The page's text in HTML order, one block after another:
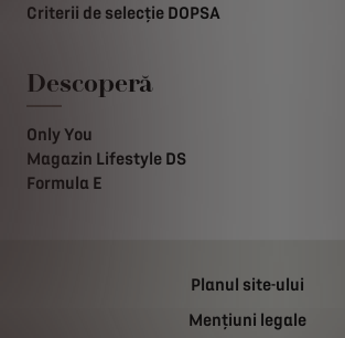
Criterii de selecție DOPSA
Descoperă
Only You
Magazin Lifestyle DS
Formula E
Planul site-ului
Mențiuni legale